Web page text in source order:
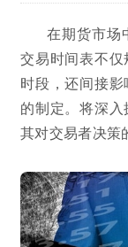
在期货市场
交易时间表不
时段，还间接
的制定。将深
其对交易者决策